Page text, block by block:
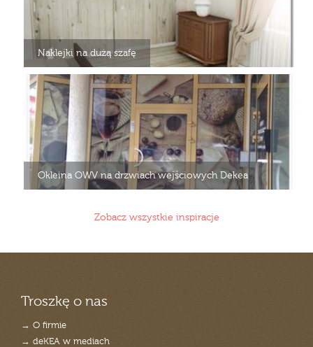
Naklejki na dużą szafę
Okleina OWV na drzwiach wejściowych Dekea
Zobacz wszystkie inspiracje
Troszkę o nas
→ O firmie
→ deKEA w mediach